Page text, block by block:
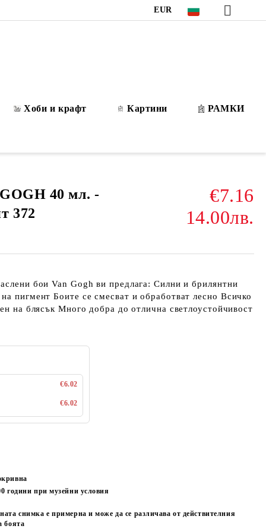
EUR
Хоби и крафт Картини РАМКИ
40 мл. -
372
€7.16
14.00лв.
бои Van Gogh ви предлага: Силни и брилянтни
пигмент Боите се смесват и обработват лесно Всичко
на блясък Много добра до отлична светлоустойчивост
€6.02
€6.02
години при музейни условия
снимка е примерна и може да се различава от действителния
боята